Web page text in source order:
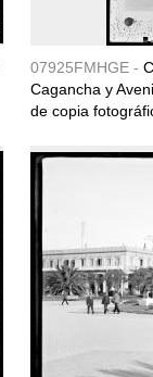
07925FMHGE -
Cagancha y
de copia